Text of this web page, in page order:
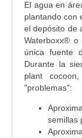
El agua en
plantando con
el depósito de
Waterboxx®
única fuente
Durante la
plant
"problemas":
semillas